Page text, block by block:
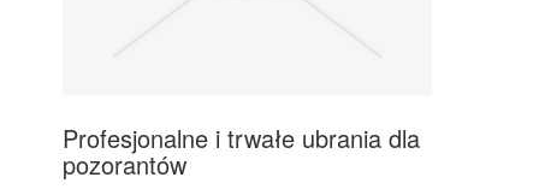
Profesjonalne i trwałe ubrania dla
pozorantów